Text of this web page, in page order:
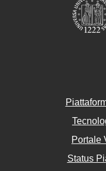
Portale
Status